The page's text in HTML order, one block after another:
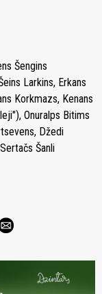
Šengins
Larkins, Erkans
Korkmazs, Kenans
Onuralps Bitims
Džedi
Šanli